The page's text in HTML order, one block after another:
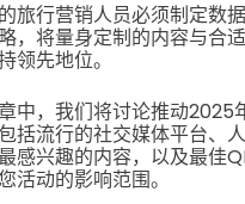
旅行营销人员必须制定数
，将量身定制的内容与合
领先地位。
中，我们将讨论推动2025
括流行的社交媒体平台、
感兴趣的内容，以及最佳
活动的影响范围。